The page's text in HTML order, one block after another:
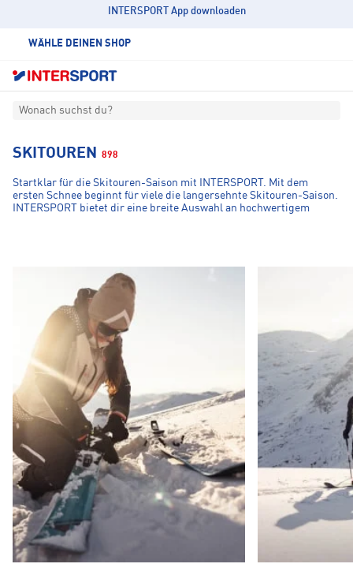
INTERSPORT App downloaden
WÄHLE DEINEN SHOP
Wonach suchst du?
SKITOUREN 898
Startklar für die Skitouren-Saison mit INTERSPORT. Mit dem
ersten Schnee beginnt für viele die langersehnte Skitouren-Saison.
INTERSPORT bietet dir eine breite Auswahl an hochwertigem
hilft dir, die Bergwelt optimal ausgestattet zu erkunden.